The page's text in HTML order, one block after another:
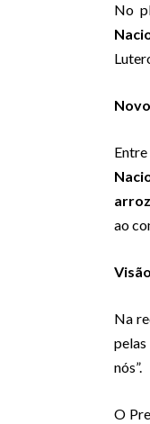
No
ao
Na
nós”.
O